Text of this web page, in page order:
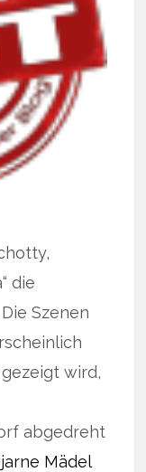
die
Szenen
wird,
abgedreht
Mädel